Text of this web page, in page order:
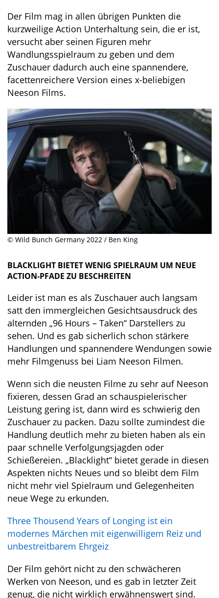
Der Film mag in allen übrigen Punkten die
kurzweilige Action Unterhaltung sein, die er ist,
versucht aber seinen Figuren mehr
Wandlungsspielraum zu geben und dem
Zuschauer dadurch auch eine spannendere,
facettenreichere Version eines x-beliebigen
Neeson Films.
© Wild Bunch Germany 2022 / Ben King
BLACKLIGHT BIETET WENIG SPIELRAUM UM NEUE
ACTION-PFADE ZU BESCHREITEN
Leider ist man es als Zuschauer auch langsam
satt den immergleichen Gesichtsausdruck des
alternden „96 Hours – Taken“ Darstellers zu
sehen. Und es gab sicherlich schon stärkere
Handlungen und spannendere Wendungen sowie
mehr Filmgenuss bei Liam Neeson Filmen.
Wenn sich die neusten Filme zu sehr auf Neeson
fixieren, dessen Grad an schauspielerischer
Leistung gering ist, dann wird es schwierig den
Zuschauer zu packen. Dazu sollte zumindest die
Handlung deutlich mehr zu bieten haben als ein
paar schnelle Verfolgungsjagden oder
Schießereien. „Blacklight“ bietet gerade in diesen
Aspekten nichts Neues und so bleibt dem Film
nicht mehr viel Spielraum und Gelegenheiten
neue Wege zu erkunden.
Three Thousend Years of Longing ist ein
modernes Märchen mit eigenwilligem Reiz und
unbestreitbarem Ehrgeiz
Der Film gehört nicht zu den schwächeren
Werken von Neeson, und es gab in letzter Zeit
genug, die nicht wirklich erwähnenswert sind.